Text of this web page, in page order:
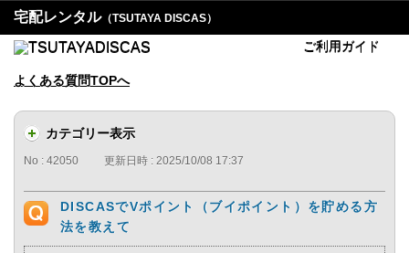
宅配レンタル（TSUTAYA DISCAS）
ご利用ガイド
よくある質問TOPへ
カテゴリー表示
No : 42050 更新日時 : 2025/10/08 17:37
DISCASでVポイント（ブイポイント）を貯める方
法を教えて